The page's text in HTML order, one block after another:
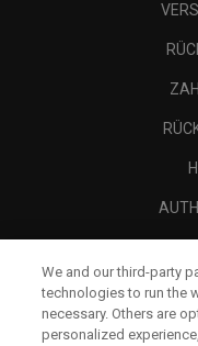
We and our third-party
technologies to run the
necessary. Others are
personalized